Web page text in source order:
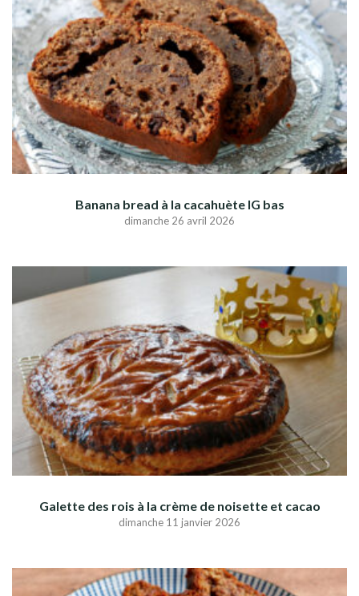
Banana bread à la cacahuète IG bas
dimanche 26 avril 2026
Galette des rois à la crème de noisette et cacao
dimanche 11 janvier 2026